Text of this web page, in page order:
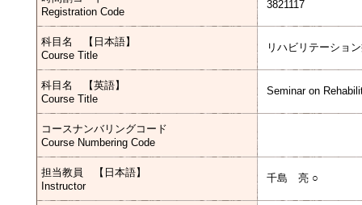
Registration Code
3821117
科目名 【日本語】
Course Title
リハビリテーショ
科目名 【英語】
Course Title
Seminar on
コースナンバリングコード
Course Numbering Code
担当教員 【日本語】
Instructor
千島 亮 ○